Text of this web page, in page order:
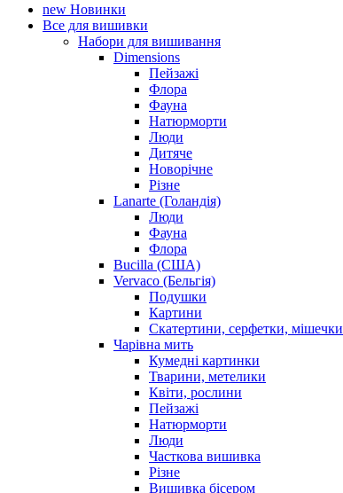
new Новинки
Все для вишивки
Набори для вишивання
Dimensions
Пейзажі
Флора
Фауна
Натюрморти
Люди
Дитяче
Новорічне
Різне
Lanarte (Голандія)
Люди
Фауна
Флора
Bucilla (США)
Vervaco (Бельгія)
Подушки
Картини
Скатертини, серфетки, мішечки
Чарiвна мить
Кумедні картинки
Тварини, метелики
Квіти, рослини
Пейзажі
Натюрморти
Люди
Часткова вишивка
Різне
Вишивка бісером